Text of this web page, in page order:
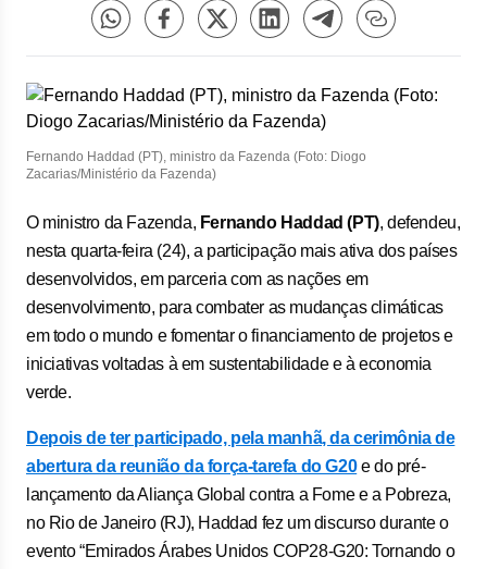
Fernando Haddad (PT), ministro da Fazenda (Foto: Diogo
Zacarias/Ministério da Fazenda)
O ministro da Fazenda, Fernando Haddad (PT), defendeu,
nesta quarta-feira (24), a participação mais ativa dos países
desenvolvidos, em parceria com as nações em
desenvolvimento, para combater as mudanças climáticas
em todo o mundo e fomentar o financiamento de projetos e
iniciativas voltadas à em sustentabilidade e à economia
verde.
Depois de ter participado, pela manhã, da cerimônia de
abertura da reunião da força-tarefa do G20e do pré-
lançamento da Aliança Global contra a Fome e a Pobreza,
no Rio de Janeiro (RJ), Haddad fez um discurso durante o
evento “Emirados Árabes Unidos COP28-G20: Tornando o